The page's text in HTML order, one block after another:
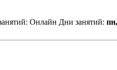
Онлайн Дни занятий: